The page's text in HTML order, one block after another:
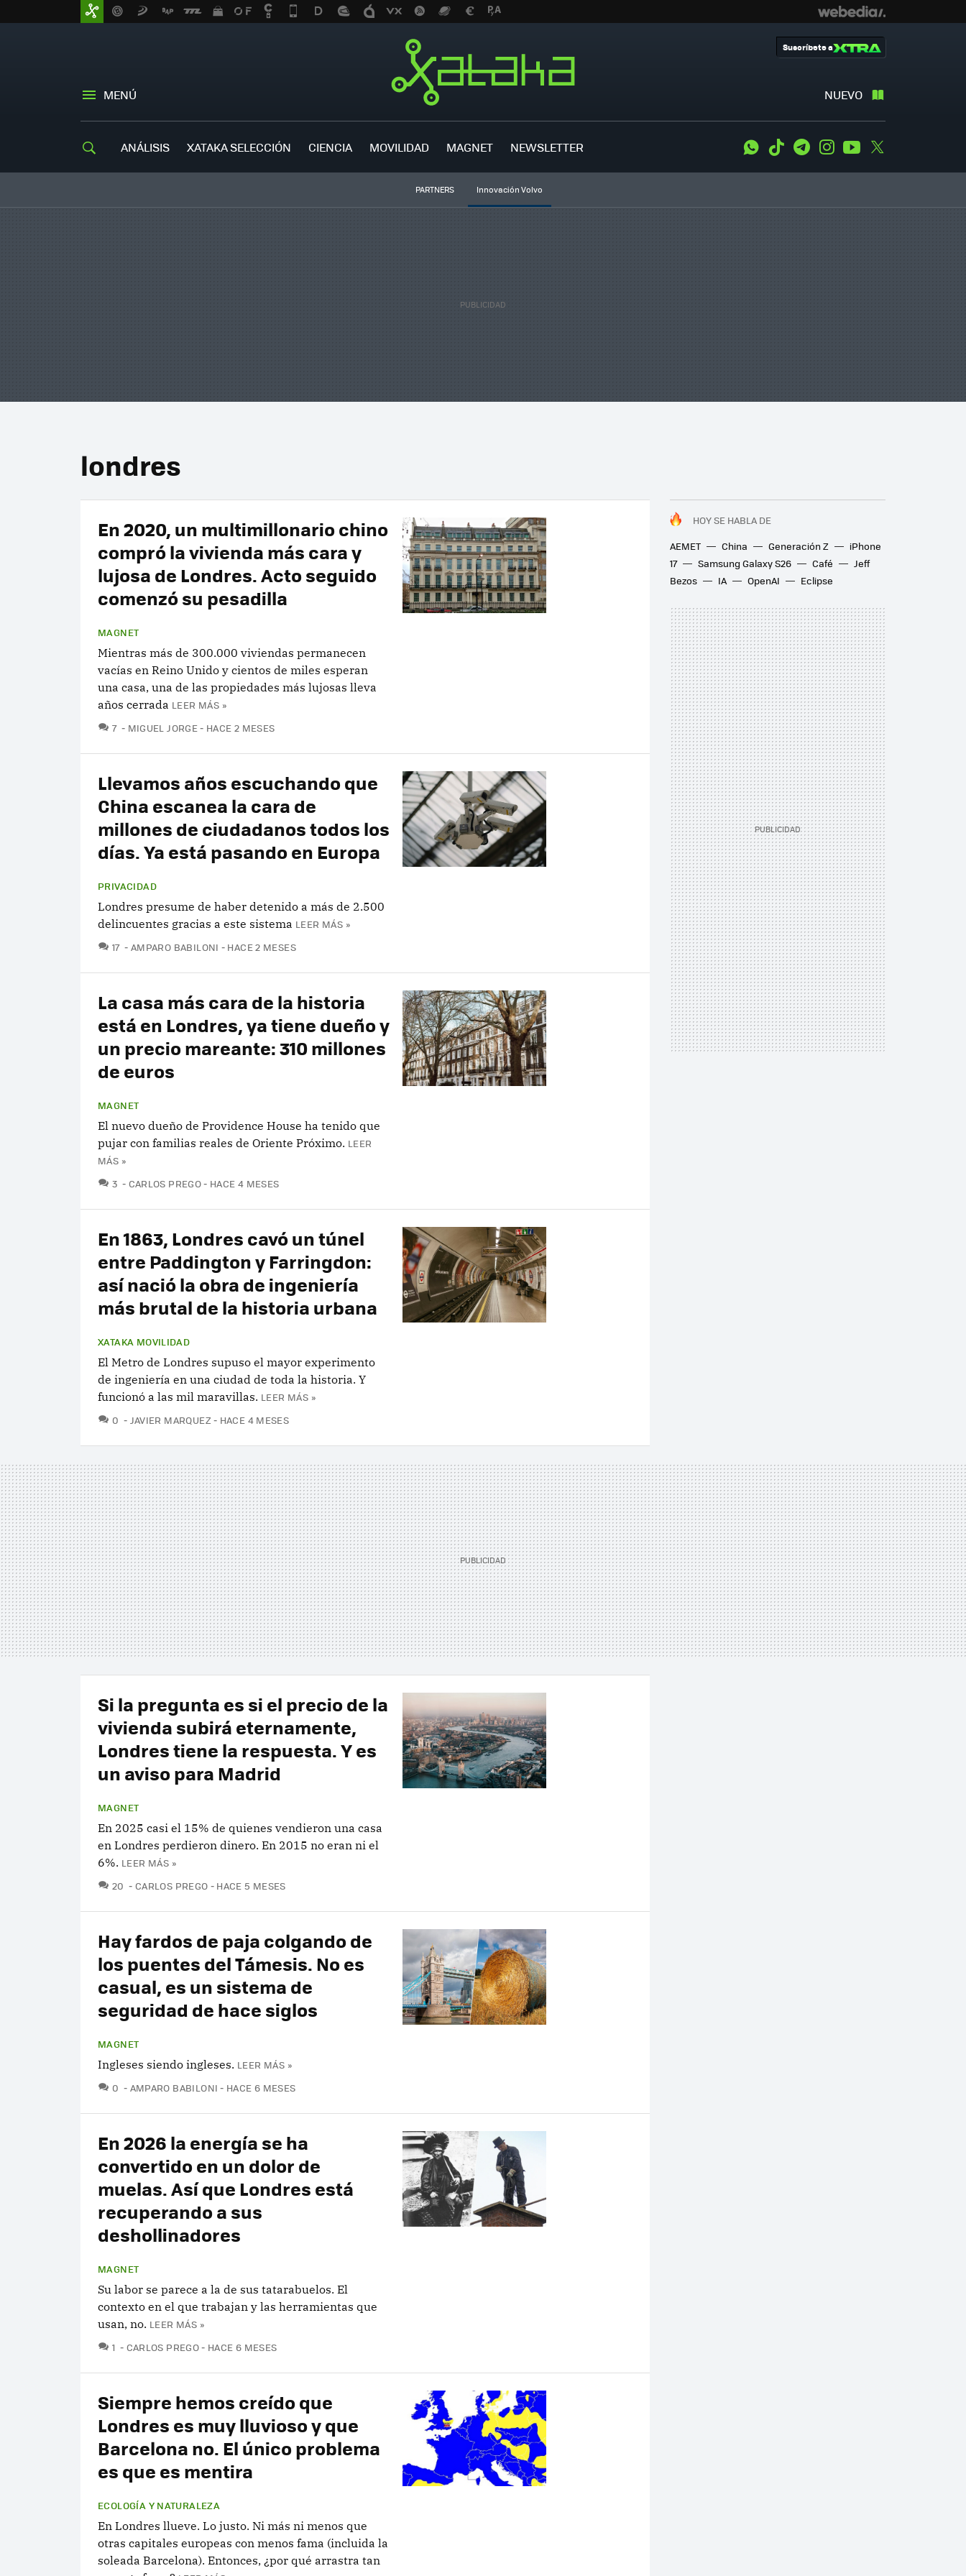
MENÚ NUEVO
Suscríbete a
ANÁLISIS XATAKA SELECCIÓN CIENCIA MOVILIDAD MAGNET NEWSLETTER WhatsApp
Tiktok TelegramInstagramYoutube
PARTNERS Innovación Volvo
londres
HOY SE HABLA DE
AEMET
China Generación Z
iPhone
17
Samsung Galaxy S26 Café
Jeff
Bezos
IA OpenAI Eclipse
En 2020, un multimillonario chino
compró la vivienda más cara y
lujosa de Londres. Acto seguido
comenzó su pesadilla
MAGNET
Mientras más de 300.000 viviendas permanecen
vacías en Reino Unido y cientos de miles esperan
una casa, una de las propiedades más lujosas lleva
años cerrada LEER MÁS »
7 COMENTARIOS
MIGUEL JORGE HACE 2 MESES
Llevamos años escuchando que
China escanea la cara de
millones de ciudadanos todos los
días. Ya está pasando en Europa
PRIVACIDAD
Londres presume de haber detenido a más de 2.500
delincuentes gracias a este sistema LEER MÁS »
17 COMENTARIOS
AMPARO BABILONI HACE 2 MESES
La casa más cara de la historia
está en Londres, ya tiene dueño y
un precio mareante: 310 millones
de euros
MAGNET
El nuevo dueño de Providence House ha tenido que
pujar con familias reales de Oriente Próximo. LEER
MÁS »
3 COMENTARIOS
CARLOS PREGO HACE 4 MESES
En 1863, Londres cavó un túnel
entre Paddington y Farringdon:
así nació la obra de ingeniería
más brutal de la historia urbana
XATAKA MOVILIDAD
El Metro de Londres supuso el mayor experimento
de ingeniería en una ciudad de toda la historia. Y
funcionó a las mil maravillas. LEER MÁS »
0 COMENTARIOS
JAVIER MARQUEZ HACE 4 MESES
Si la pregunta es si el precio de la
vivienda subirá eternamente,
Londres tiene la respuesta. Y es
un aviso para Madrid
MAGNET
En 2025 casi el 15% de quienes vendieron una casa
en Londres perdieron dinero. En 2015 no eran ni el
6%. LEER MÁS »
20 COMENTARIOS
CARLOS PREGO HACE 5 MESES
Hay fardos de paja colgando de
los puentes del Támesis. No es
casual, es un sistema de
seguridad de hace siglos
MAGNET
Ingleses siendo ingleses. LEER MÁS »
0 COMENTARIOS
AMPARO BABILONI HACE 6 MESES
En 2026 la energía se ha
convertido en un dolor de
muelas. Así que Londres está
recuperando a sus
deshollinadores
MAGNET
Su labor se parece a la de sus tatarabuelos. El
contexto en el que trabajan y las herramientas que
usan, no. LEER MÁS »
1 COMENTARIOS
CARLOS PREGO HACE 6 MESES
Siempre hemos creído que
Londres es muy lluvioso y que
Barcelona no. El único problema
es que es mentira
ECOLOGÍA Y NATURALEZA
En Londres llueve. Lo justo. Ni más ni menos que
otras capitales europeas con menos fama (incluida la
soleada Barcelona). Entonces, ¿por qué arrastra tan